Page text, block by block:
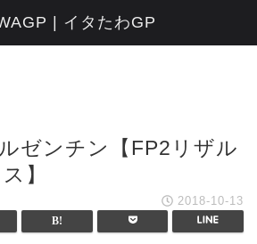
ゼンチン【FP2リザル
】
2018-10-13
| イタたわGP